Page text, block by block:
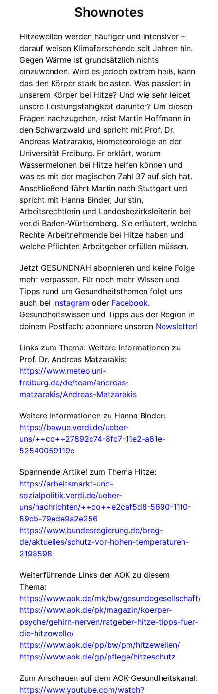
Shownotes
Hitzewellen werden häufiger und intensiver –
darauf weisen Klimaforschende seit Jahren hin.
Gegen Wärme ist grundsätzlich nichts
einzuwenden. Wird es jedoch extrem heiß, kann
das den Körper stark belasten. Was passiert in
unserem Körper bei Hitze? Und wie sehr leidet
unsere Leistungsfähigkeit darunter? Um diesen
Fragen nachzugehen, reist Martin Hoffmann in
den Schwarzwald und spricht mit Prof. Dr.
Andreas Matzarakis, Biometeorologe an der
Universität Freiburg. Er erklärt, warum
Wassermelonen bei Hitze helfen können und
was es mit der magischen Zahl 37 auf sich hat.
Anschließend fährt Martin nach Stuttgart und
spricht mit Hanna Binder, Juristin,
Arbeitsrechtlerin und Landesbezirksleiterin bei
ver.di Baden-Württemberg. Sie erläutert, welche
Rechte Arbeitnehmende bei Hitze haben und
welche Pflichten Arbeitgeber erfüllen müssen.
Jetzt GESUNDNAH abonnieren und keine Folge
mehr verpassen. Für noch mehr Wissen und
Tipps rund um Gesundheitsthemen folgt uns
auch bei Instagram oder Facebook.
Gesundheitswissen und Tipps aus der Region in
deinem Postfach: abonniere unseren Newsletter!
Links zum Thema: Weitere Informationen zu
Prof. Dr. Andreas Matzarakis:
https://www.meteo.uni-
freiburg.de/de/team/andreas-
matzarakis/Andreas-Matzarakis
Weitere Informationen zu Hanna Binder:
https://bawue.verdi.de/ueber-
uns/++co++27892c74-8fc7-11e2-a81e-
52540059119e
Spannende Artikel zum Thema Hitze:
https://arbeitsmarkt-und-
sozialpolitik.verdi.de/ueber-
uns/nachrichten/++co++e2caf5d8-5690-11f0-
89cb-79ede9a2e256
https://www.bundesregierung.de/breg-
de/aktuelles/schutz-vor-hohen-temperaturen-
2198598
Weiterführende Links der AOK zu diesem
Thema:
https://www.aok.de/mk/bw/gesundegesellschaft/
https://www.aok.de/pk/magazin/koerper-
psyche/gehirn-nerven/ratgeber-hitze-tipps-fuer-
die-hitzewelle/
https://www.aok.de/pp/bw/pm/hitzewellen/
https://www.aok.de/gp/pflege/hitzeschutz
Zum Anschauen auf dem AOK-Gesundheitskanal:
https://www.youtube.com/watch?